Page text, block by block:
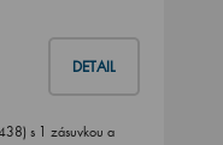
DETAIL
s 1 zásuvkou a